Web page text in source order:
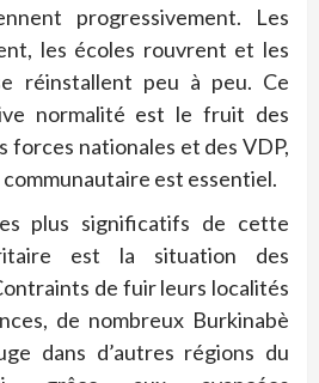
progressivement. Les
les écoles rouvrent et les
réinstallent peu à peu. Ce
normalité est le fruit des
forces nationales et des VDP,
est essentiel.
plus significatifs de cette
est la situation des
de fuir leurs localités
de nombreux Burkinabè
dans d’autres régions du